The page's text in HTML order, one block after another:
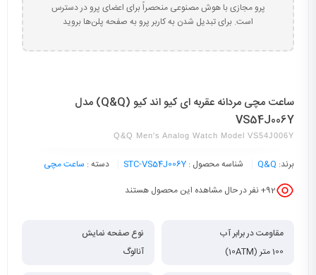
پرو مجازی با هوش مصنوعی منحصراً برای اعضای پرو در دسترس
است. برای تبدیل شدن به کاربر پرو به صفحه پلن‌ها بروید
ساعت مچی مردانه عقربه ای کیو اند کیو (Q&Q) مدل
VS54J006Y
Q&Q Men's Analog Watch Model VS54J006Y
برند: Q&Q شناسه محصول : STC-VS54J006Y دسته : ساعت مچی
92+ نفر در حال مشاهده این محصول هستند
مقاومت در برابر آب
100 متر (10ATM)
نوع صفحه نمایش
آنالوگ